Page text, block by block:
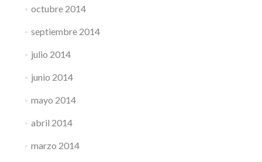
octubre 2014
septiembre 2014
julio 2014
junio 2014
mayo 2014
abril 2014
marzo 2014